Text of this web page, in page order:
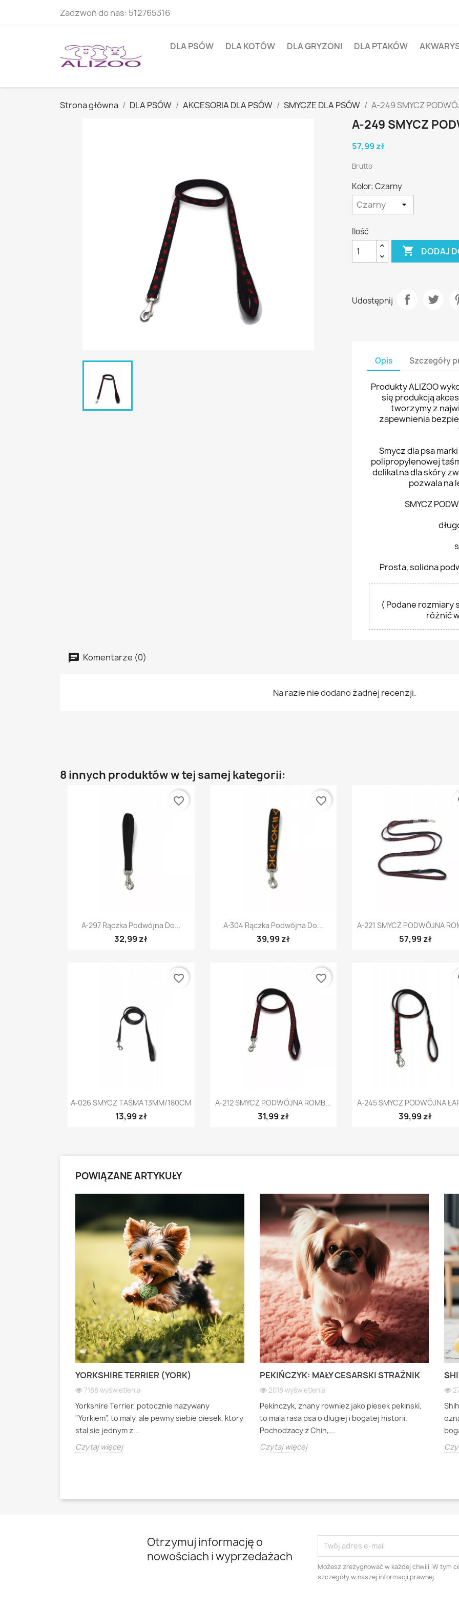
Zadzwoń do nas: 512765316
DLA PSÓW DLA KOTÓW DLA GRYZONI DLA PTAKÓW
Strona główna DLA PSÓW AKCESORIA DLA PSÓW SMYCZE DLA PSÓW A-249 SMYCZ
A-249 SMYCZ
57,99 zł
Brutto
Kolor: Czarny
Ilość
 DODAJ
Udostępnij
Opis Szczegóły
Produkty ALIZOO
się produkcją
tworzymy z
zapewnienia
Smycz dla psa
polipropylenowej
delikatna dla skóry
pozwala na
SMYCZ
Prosta, solidna
( Podane rozmiary
różnić
Komentarze (0)
Na razie nie dodano żadnej recenzji.
8 innych produktów w tej samej kategorii:
Szybki podgląd
A-297 Rączka Podwójna Do...
32,99 zł
favorite_border
Szybki podgląd
A-304 Rączka Podwójna Do...
39,99 zł
favorite_border
Szybki podgląd
A-221 SMYCZ PODWÓJNA
57,99 zł
Szybki podgląd
A-026 SMYCZ TAŚMA 13MM/180CM
13,99 zł
favorite_border
Szybki podgląd
A-212 SMYCZ PODWÓJNA ROMB...
31,99 zł
favorite_border
Szybki podgląd
A-245 SMYCZ PODWÓJNA
39,99 zł
POWIĄZANE ARTYKUŁY
YORKSHIRE TERRIER (YORK)
7188 wyświetlenia
Yorkshire Terrier, potocznie nazywany
"Yorkiem", to maly, ale pewny siebie piesek, ktory
stal sie jednym z...
Czytaj więcej
PEKIŃCZYK: MAŁY CESARSKI STRAŻNIK
2018 wyświetlenia
Pekinczyk, znany rowniez jako piesek pekinski,
to mala rasa psa o dlugiej i bogatej historii.
Pochodzacy z Chin,...
Czytaj więcej
Otrzymuj informację o
nowościach i wyprzedażach
Możesz zrezygnować w każdej chwili. W tym
szczegóły w naszej informacji prawnej.